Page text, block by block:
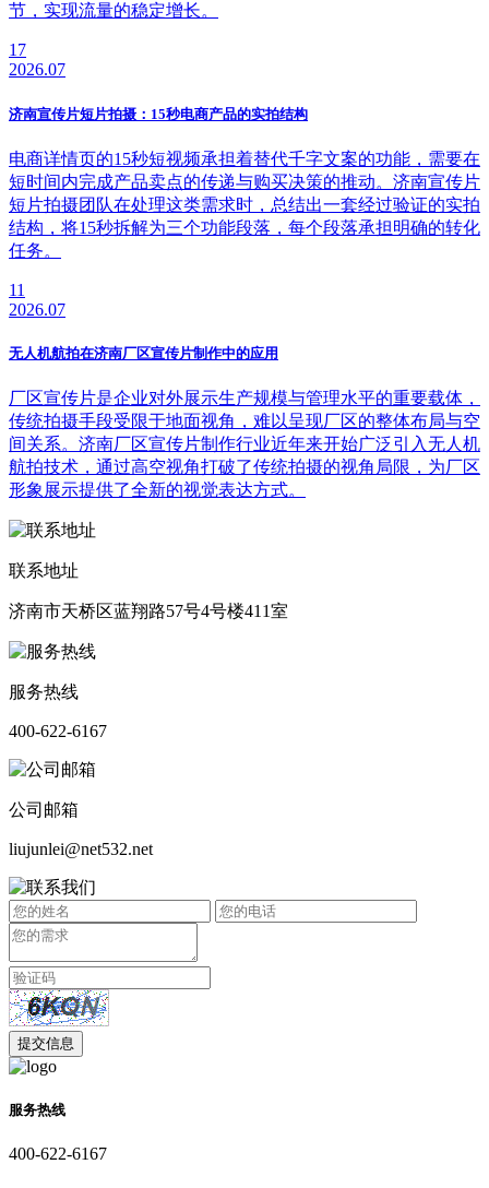
节，实现流量的稳定增长。
17
2026.07
济南宣传片短片拍摄：15秒电商产品的实拍结构
电商详情页的15秒短视频承担着替代千字文案的功能，需要在
短时间内完成产品卖点的传递与购买决策的推动。济南宣传片
短片拍摄团队在处理这类需求时，总结出一套经过验证的实拍
结构，将15秒拆解为三个功能段落，每个段落承担明确的转化
任务。
11
2026.07
无人机航拍在济南厂区宣传片制作中的应用
厂区宣传片是企业对外展示生产规模与管理水平的重要载体，
传统拍摄手段受限于地面视角，难以呈现厂区的整体布局与空
间关系。济南厂区宣传片制作行业近年来开始广泛引入无人机
航拍技术，通过高空视角打破了传统拍摄的视角局限，为厂区
形象展示提供了全新的视觉表达方式。
联系地址
济南市天桥区蓝翔路57号4号楼411室
服务热线
400-622-6167
公司邮箱
liujunlei@net532.net
服务热线
400-622-6167